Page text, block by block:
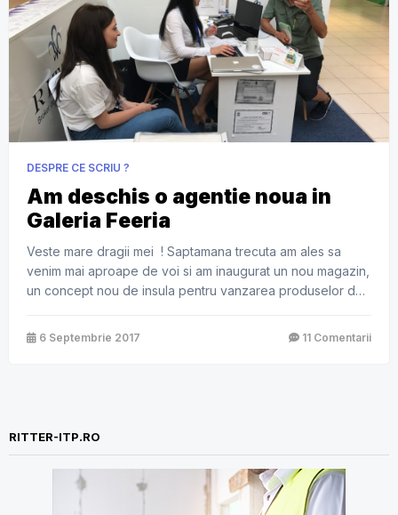
DESPRE CE SCRIU ?
Am deschis o agentie noua in
Galeria Feeria
Veste mare dragii mei ! Saptamana trecuta am ales sa
venim mai aproape de voi si am inaugurat un nou magazin,
un concept nou de insula pentru vanzarea produselor de
City, in incinta galeriei Feeria, in linia caselor de marcat
Carrefour. Am auzit ca ar mai fi si […]
6 Septembrie 2017 11 Comentarii
RITTER-ITP.RO